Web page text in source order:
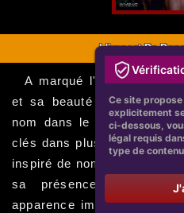
L'impact De
A marqué l'industrie du
et sa beauté naturelle.
nom dans le monde du
clés dans plusieurs films à
inspiré de nombreux fans à
sa présence
apparence impeccable.
Ce site
explicitement
ci-dessous,
légal requis
type de